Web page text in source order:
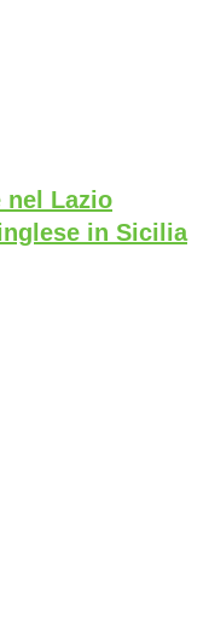
nel Lazio
in Sicilia